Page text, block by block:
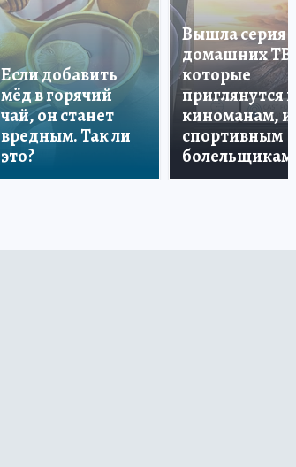
Если добавить
мёд в горячий
чай, он станет
вредным. Так ли
это?
Вышла серия
домашних ТВ,
которые
приглянутся и
киноманам, и
спортивным
болельщикам